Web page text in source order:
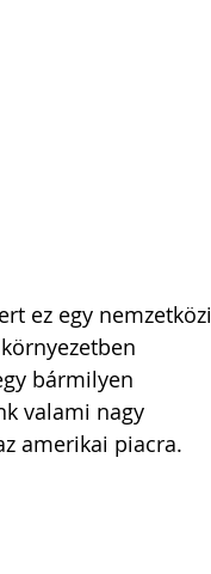
ez egy nemzetközi
bármilyen
valami nagy
amerikai piacra.